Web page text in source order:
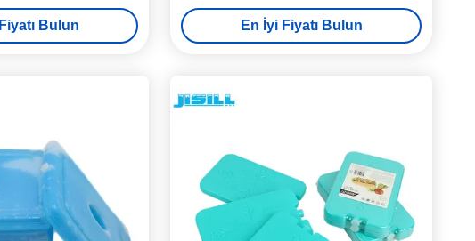
Gri Renk
Bulun
özelleştirmek
En İyi Fiyatı Bulun